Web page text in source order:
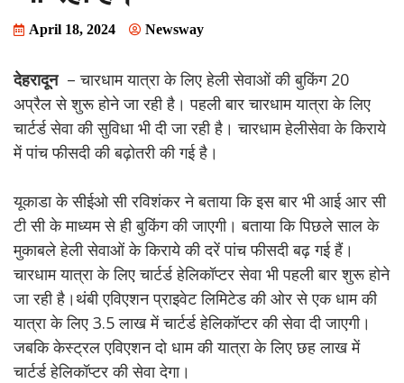
April 18, 2024 Newsway
देहरादून – चारधाम यात्रा के लिए हेली सेवाओं की बुकिंग 20
अप्रैल से शुरू होने जा रही है। पहली बार चारधाम यात्रा के लिए
चार्टर्ड सेवा की सुविधा भी दी जा रही है। चारधाम हेलीसेवा के किराये
में पांच फीसदी की बढ़ोतरी की गई है।
यूकाडा के सीईओ सी रविशंकर ने बताया कि इस बार भी आई आर सी
टी सी के माध्यम से ही बुकिंग की जाएगी। बताया कि पिछले साल के
मुकाबले हेली सेवाओं के किराये की दरें पांच फीसदी बढ़ गई हैं।
चारधाम यात्रा के लिए चार्टर्ड हेलिकॉप्टर सेवा भी पहली बार शुरू होने
जा रही है।थंबी एविएशन प्राइवेट लिमिटेड की ओर से एक धाम की
यात्रा के लिए 3.5 लाख में चार्टर्ड हेलिकॉप्टर की सेवा दी जाएगी।
जबकि केस्ट्रल एविएशन दो धाम की यात्रा के लिए छह लाख में
चार्टर्ड हेलिकॉप्टर की सेवा देगा।